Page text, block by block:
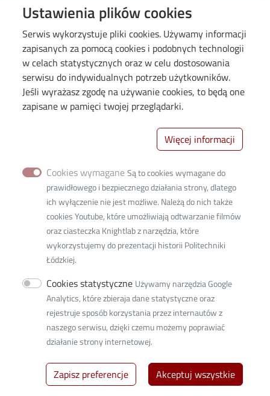
Ustawienia plików cookies
Serwis wykorzystuje pliki cookies. Używamy informacji
zapisanych za pomocą cookies i podobnych technologii
w celach statystycznych oraz w celu dostosowania
serwisu do indywidualnych potrzeb użytkowników.
Jeśli wyrażasz zgodę na używanie cookies, to będą one
zapisane w pamięci twojej przeglądarki.
Więcej informacji
Cookies wymagane Są to cookies wymagane do
prawidłowego i bezpiecznego działania strony, dlatego
ich wyłączenie nie jest możliwe. Należą do nich także
cookies Youtube, które umożliwiają odtwarzanie filmów
oraz ciasteczka Knightlab z narzędzia, które
wykorzystujemy do prezentacji historii Politechniki
Łódzkiej.
Cookies statystyczne Używamy narzędzia Google
Analytics, które zbieraja dane statystyczne oraz
rejestruje sposób korzystania przez internautów z
naszego serwisu, dzięki czemu możemy poprawiać
działanie strony internetowej.
Zapisz preferencje Akceptuj wszystkie
Al. Politechniki 3b
budynek C14 , 93-590 Łódź
+48 42 631 20 41
Deklaracja dostępności
Doktoranci
IDUB
Kształcenie
Nauka
Pracownicy
Rekrutacja
Współpraca
© 2026Politechnika Łódzka